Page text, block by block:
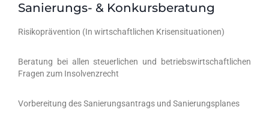
Sanierungs- & Konkursberatung
Risikoprävention (In wirtschaftlichen Krisensituationen)
Beratung bei allen steuerlichen und betriebswirtschaftlichen
Fragen zum Insolvenzrecht
Vorbereitung des Sanierungsantrags und Sanierungsplanes